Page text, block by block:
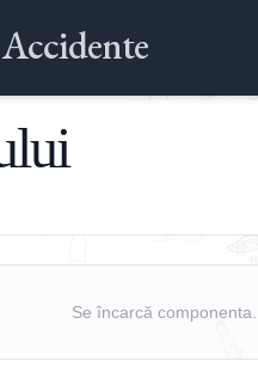
Accidente
Se încarcă componenta...